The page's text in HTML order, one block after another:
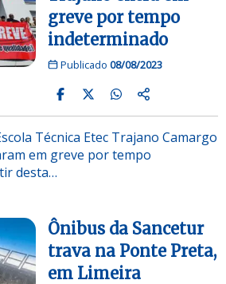
greve por tempo
indeterminado
Publicado 08/08/2023
Técnica Etec Trajano Camargo
em greve por tempo
desta…
Ônibus da Sancetur
trava na Ponte Preta,
em Limeira